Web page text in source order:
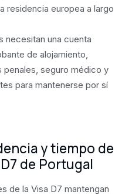
residencia europea a largo
necesitan una cuenta
de alojamiento,
seguro médico y
para mantenerse por sí
y tiempo de
de Portugal
de la Visa D7 mantengan